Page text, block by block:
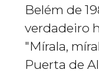
Belém de
verdadeiro
"Mírala,
Puerta de